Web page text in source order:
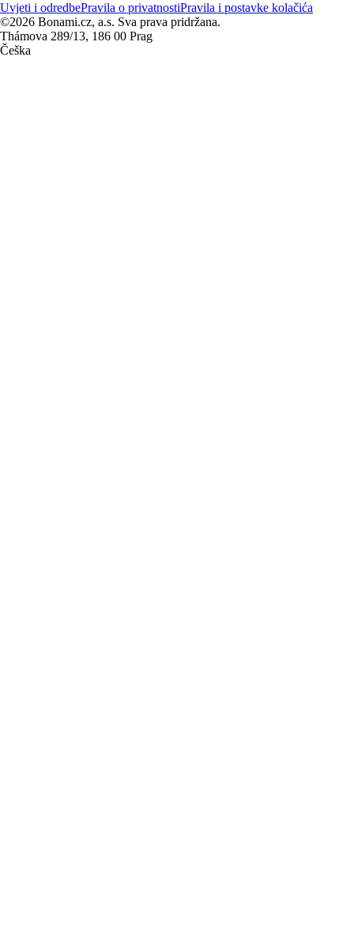
Uvjeti i odredbePravila o privatnostiPravila i postavke kolačića
©2026 Bonami.cz, a.s. Sva prava pridržana.
Thámova 289/13, 186 00 Prag
Češka